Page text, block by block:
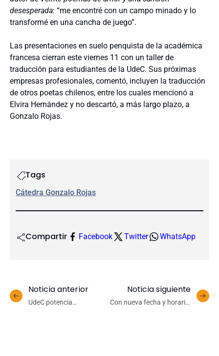
desesperada: “me encontré con un campo minado y lo
transformé en una cancha de juego”.
Las presentaciones en suelo penquista de la académica
francesa cierran este viernes 11 con un taller de
traducción para estudiantes de la UdeC. Sus próximas
empresas profesionales, comentó, incluyen la traducción
de otros poetas chilenos, entre los cuales mencionó a
Elvira Hernández y no descartó, a más largo plazo, a
Gonzalo Rojas.
Tags
Cátedra Gonzalo Rojas
Compartir Facebook Twitter WhatsApp
Noticia anterior
UdeC potencia
Noticia siguiente
Con nueva fecha y horario: